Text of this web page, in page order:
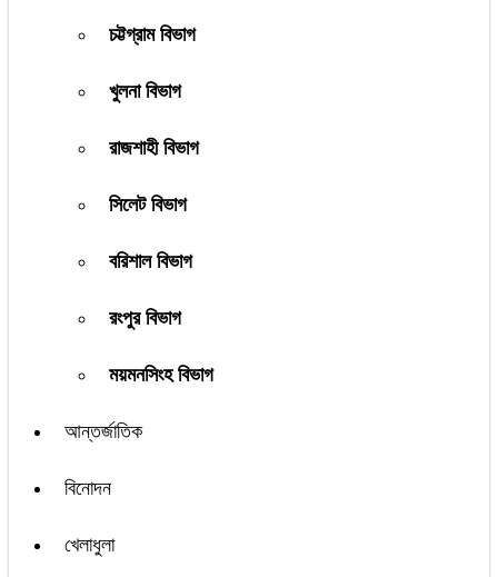
চট্টগ্রাম বিভাগ
খুলনা বিভাগ
রাজশাহী বিভাগ
সিলেট বিভাগ
বরিশাল বিভাগ
রংপুর বিভাগ
ময়মনসিংহ বিভাগ
আন্তর্জাতিক
বিনোদন
খেলাধুলা